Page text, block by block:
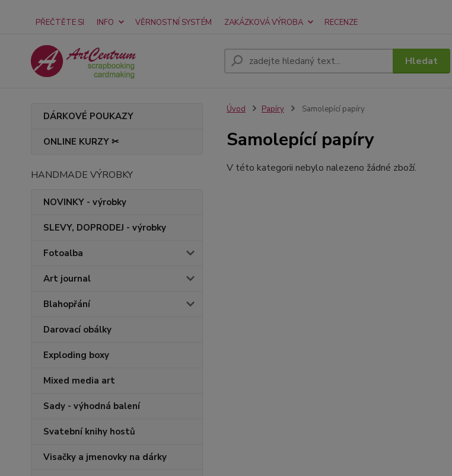
PŘEČTĚTE SI INFO VĚRNOSTNÍ SYSTÉM ZAKÁZKOVÁ VÝROBA RECENZE
Hledat
DÁRKOVÉ POUKAZY
ONLINE KURZY ✂
HANDMADE VÝROBKY
NOVINKY - výrobky
SLEVY, DOPRODEJ - výrobky
Fotoalba
Art journal
Blahopřání
Darovací obálky
Exploding boxy
Mixed media art
Sady - výhodná balení
Svatební knihy hostů
Visačky a jmenovky na dárky
Úvod Papíry Samolepící papíry
Samolepící papíry
V této kategorii nebylo nalezeno žádné zboží.